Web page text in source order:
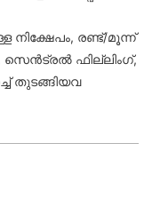
നിക്ഷേപം, രണ്ട്/മൂന്ന്
സെൻട്രൽ ഫില്ലിംഗ്,
തുടങ്ങിയവ